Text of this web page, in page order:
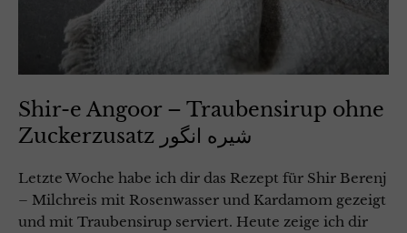
Shir-e Angoor – Traubensirup ohne
Zuckerzusatz شیره انگور
Letzte Woche habe ich dir das Rezept für Shir Berenj
– Milchreis mit Rosenwasser und Kardamom gezeigt
und mit Traubensirup serviert. Heute zeige ich dir